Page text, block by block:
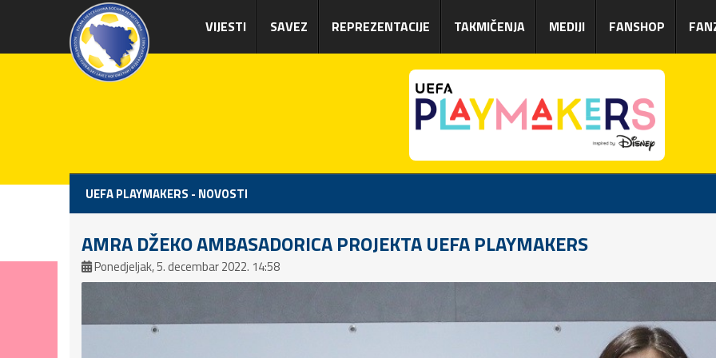
VIJESTI SAVEZ REPREZENTACIJE TAKMIČENJA MEDIJI FANSHOP
UEFA PLAYMAKERS - NOVOSTI
AMRA DŽEKO AMBASADORICA PROJEKTA UEFA PLAYMAKERS
Ponedjeljak, 5. decembar 2022. 14:58